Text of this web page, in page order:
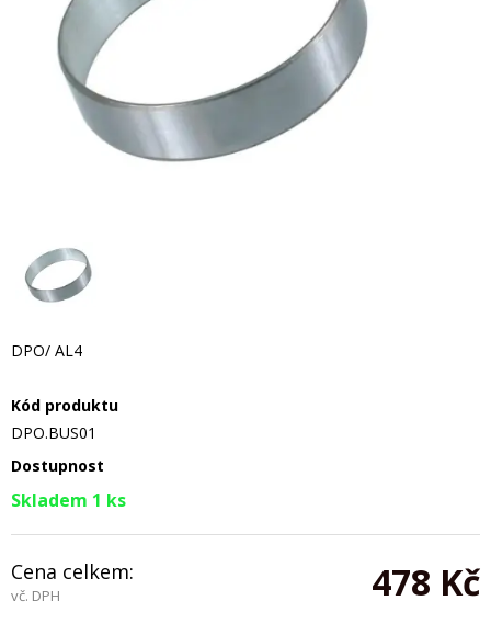
DPO/ AL4
Kód produktu
DPO.BUS01
Dostupnost
Skladem 1 ks
Cena celkem:
vč. DPH 478 Kč